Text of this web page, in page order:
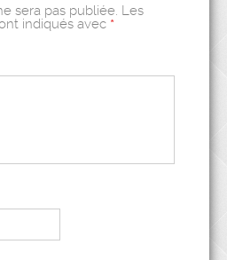
sera pas publiée. Les
indiqués avec *